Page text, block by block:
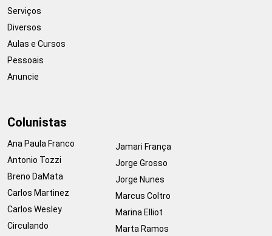
Serviços
Diversos
Aulas e Cursos
Pessoais
Anuncie
Colunistas
Ana Paula Franco
Antonio Tozzi
Breno DaMata
Carlos Martinez
Carlos Wesley
Circulando
Jamari França
Jorge Grosso
Jorge Nunes
Marcus Coltro
Marina Elliot
Marta Ramos